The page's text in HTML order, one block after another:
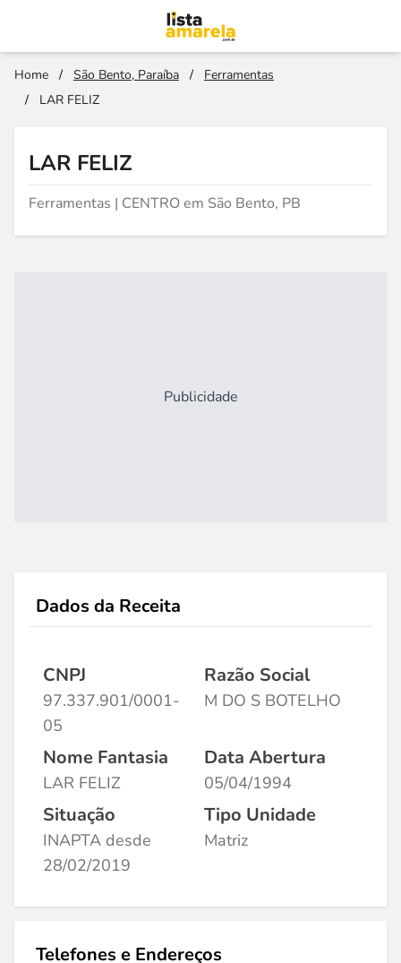
Home / São Bento, Paraíba /
Ferramentas
/
LAR FELIZ
LAR FELIZ
Ferramentas | CENTRO em São Bento, PB
Publicidade
Dados da Receita
CNPJ
97.337.901/0001-
05
Razão Social
M DO S BOTELHO
Nome Fantasia
LAR FELIZ
Data Abertura
05/04/1994
Situação
INAPTA desde
28/02/2019
Tipo Unidade
Matriz
Telefones e Endereços